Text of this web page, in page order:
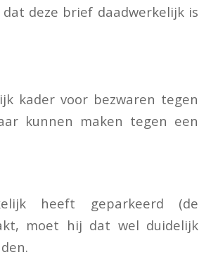
deze brief daadwerkelijk is
kader voor bezwaren tegen
kunnen maken tegen een
heeft geparkeerd (de
moet hij dat wel duidelijk